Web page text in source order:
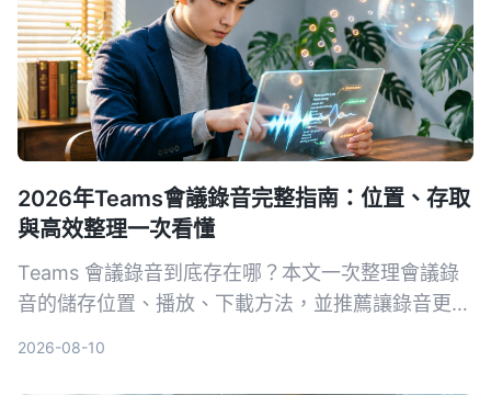
2026年Teams會議錄音完整指南：位置、存取
與高效整理一次看懂
Teams 會議錄音到底存在哪？本文一次整理會議錄
音的儲存位置、播放、下載方法，並推薦讓錄音更好
2026-08-10